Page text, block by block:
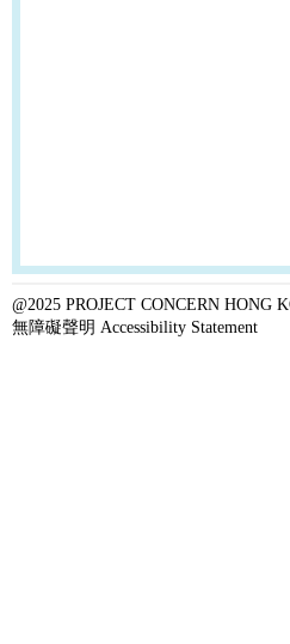
@2025 PROJECT CONCERN HONG
無障礙聲明 Accessibility Statement